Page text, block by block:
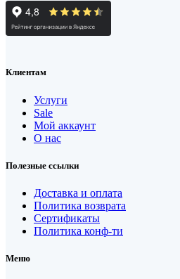
Клиентам
Услуги
Sale
Мой аккаунт
О нас
Полезные ссылки
Доставка и оплата
Политика возврата
Сертификаты
Политика конф-ти
Меню